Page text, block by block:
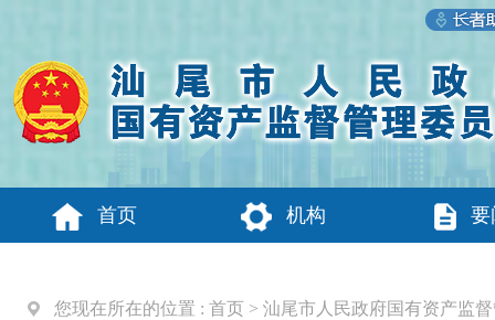
首页 机构 要
您现在所在的位置 : 首页 > 汕尾市人民政府国有资产监